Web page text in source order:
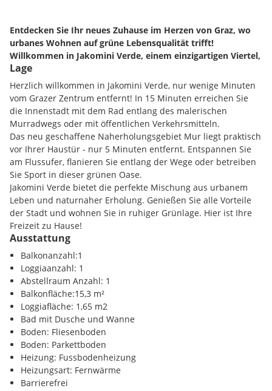
Entdecken Sie Ihr neues Zuhause im Herzen von Graz, wo
urbanes Wohnen auf grüne Lebensqualität trifft!
Willkommen in Jakomini Verde, einem einzigartigen Viertel,
das von renommierten Architekten mit Liebe zum Detail
gestaltet wurde.
Das parkähnliche Grundstück mit altem Baumbestand und
unverkennbarem Flair bildet die Kulisse für architektonische
Meisterwerke, geschaffen vom renommierten Grazer
Architekturteam Schwarz-Platzer und Pentaplan. Diese
Gebäude bieten nicht nur hohe Wohn- und Freizeitqualität,
sondern auch großzügige Grünflächen, die von zentralen
Sichtachsen ins Grüne durchzogen sind.
Jakomini Verde ist mehr als nur ein Viertel - es ist ein
lebendiges Ensemble aus ruhigen und pulsierenden Orten,
die Sie nicht mehr loslassen werden. Die italienische Stadt
dient als Vorbild für gelebte Urbanität: wunderschöne Plätze,
grüne Parks, belebte Straßen und Cafés. In Italien spielt sich
das Leben draußen ab! Jakomini Verde entspricht diesem
Muster - der Wohnraum im autofreien grünen Viertel wird
auf vielfältige Weise ins Freie erweitert.
Lieben Sie die Stadt und träumen von grünem Wohnen?
Jakomini Verde vereint beides in einem harmonischen
Einklang. Auf historischem Boden, dem grünen Areal der
ehemaligen Kattunfabrik und Kirchner Kaserne, entsteht ein
urbanes Dorf, das Land- und Stadtcharaktere mit einer
Extraportion Lebensqualität verbindet.
Lage
Herzlich willkommen in Jakomini Verde, nur wenige Minuten
vom Grazer Zentrum entfernt! In 15 Minuten erreichen Sie
die Innenstadt mit dem Rad entlang des malerischen
Murradwegs oder mit öffentlichen Verkehrsmitteln.
Das neu geschaffene Naherholungsgebiet Mur liegt praktisch
vor Ihrer Haustür - nur 5 Minuten entfernt. Entspannen Sie
am Flussufer, flanieren Sie entlang der Wege oder betreiben
Sie Sport in dieser grünen Oase.
Jakomini Verde bietet die perfekte Mischung aus urbanem
Leben und naturnaher Erholung. Genießen Sie alle Vorteile
der Stadt und wohnen Sie in ruhiger Grünlage. Hier ist Ihre
Freizeit zu Hause!
Region:Stadtstrand
Infrastruktur / Entfernungen
Gesundheit
Arzt <375m
Apotheke <650m
Klinik <1650m
Krankenhaus <2375m
Ausstattung
Balkonanzahl:1
Loggiaanzahl: 1
Abstellraum Anzahl: 1
Balkonfläche:15,3 m²
Loggiafläche: 1,65 m2
Bad mit Dusche und Wanne
Boden: Fliesenboden
Boden: Parkettboden
Heizung: Fussbodenheizung
Heizungsart: Fernwärme
Barrierefrei